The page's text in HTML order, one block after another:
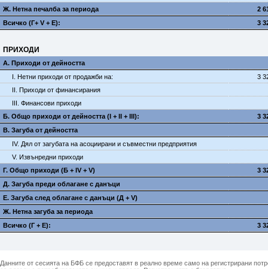
Ж. Нетна печалба за периода
2
Всичко (Г+ V + Е):
3
ПРИХОДИ
А. Приходи от дейността
I. Нетни приходи от продажби на:
3
II. Приходи от финансирания
III. Финансови приходи
Б. Общо приходи от дейността (I + II + III):
3
В. Загуба от дейността
IV. Дял от загубата на асоциирани и съвместни предприятия
V. Извънредни приходи
Г. Общо приходи (Б + IV + V)
3
Д. Загуба преди облагане с данъци
E. Загуба след облагане с данъци (Д + V)
Ж. Нетна загуба за периода
Всичко (Г + E):
3
Данните от сесията на БФБ се предоставят в реално време само на регистрирани